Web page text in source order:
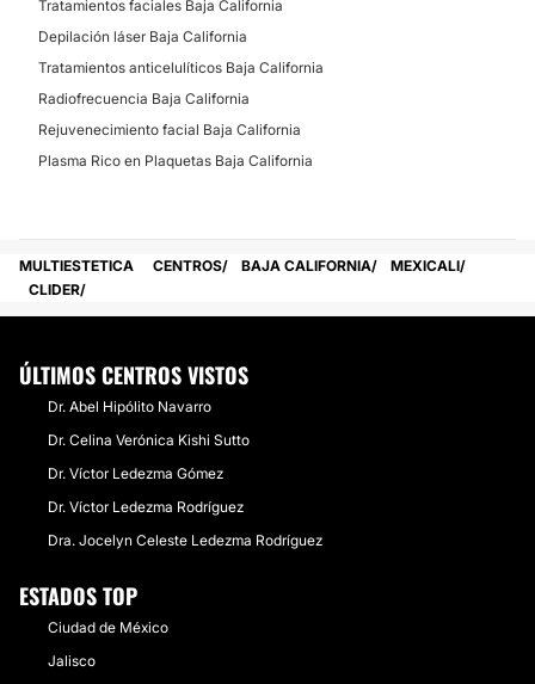
Tratamientos faciales Baja California
Depilación láser Baja California
Tratamientos anticelulíticos Baja California
Radiofrecuencia Baja California
Rejuvenecimiento facial Baja California
Plasma Rico en Plaquetas Baja California
MULTIESTETICA CENTROS BAJA CALIFORNIA
MEXICALI
CLIDER
ÚLTIMOS CENTROS VISTOS
Dr. Abel Hipólito Navarro
Dr. Celina Verónica Kishi Sutto
Dr. Víctor Ledezma Gómez
Dr. Víctor Ledezma Rodríguez
Dra. Jocelyn Celeste Ledezma Rodríguez
ESTADOS TOP
Ciudad de México
Jalisco